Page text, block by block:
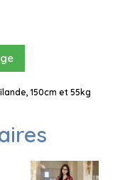
150cm et 55kg